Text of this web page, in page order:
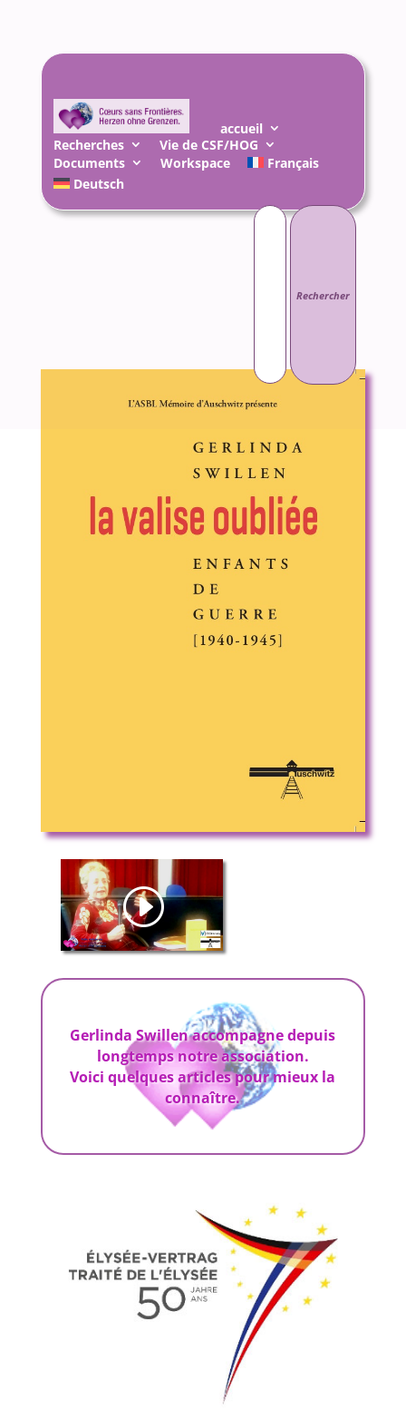
accueil
Recherches
Vie de CSF/HOG
Documents
Workspace
Français
Deutsch
Rechercher :
Gerlinda Swillenaccompagnedepuis
longtemps notreassociation.
Voici quelquesarticles pour mieux la
connaître.